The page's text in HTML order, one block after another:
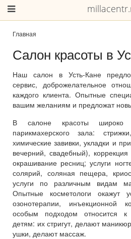
Главная
Салон красоты в
Наш салон в Усть-Кане
сервис, доброжелательное
каждого клиента. Опытные
вашим желаниям и предложат
В салоне красоты широко
парикмахерского зала:
химические завивки, укладки и
вечерний, свадебный),
окрашивание ресниц; услуги
солярий, соляная пещера,
услуги по различным видам
Опытные косметологи окажут
озонотерапии, инъекционной
особым подходом относится к
детям: их стригут, делают
ушки, делают массаж.